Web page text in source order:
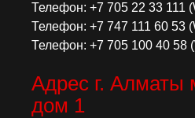
Телефон: +7 705 22 33 111
Телефон: +7 747 111 60 53
Телефон: +7 705 100 40 58
Адрес г. Алматы
дом 1